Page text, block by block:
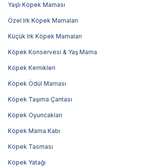
Yaşlı Köpek Maması
Özel Irk Köpek Mamaları
Küçük Irk Köpek Mamaları
Köpek Konservesi & Yaş Mama
Köpek Kemikleri
Köpek Ödül Maması
Köpek Taşıma Çantası
Köpek Oyuncakları
Köpek Mama Kabı
Köpek Tasması
Köpek Yatağı